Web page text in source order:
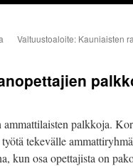
Valtuustoaloite: Kauniaisten
palkkoja.
tekevälle
kun osa opettajista on